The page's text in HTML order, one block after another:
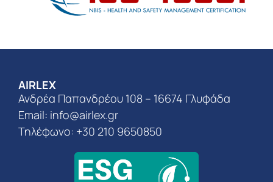
AIRLEX
Ανδρέα Παπανδρέου 108 – 16674 Γλυφάδα
Email: info@airlex.gr
Τηλέφωνο: +30 210 9650850